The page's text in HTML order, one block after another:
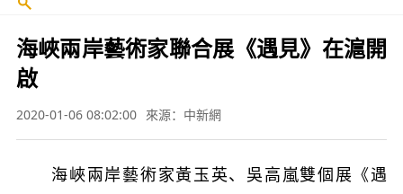
海峽兩岸藝術家聯合展《遇見》在滬開
啟
2020-01-06 08:02:00 來源：中新網
海峽兩岸藝術家黃玉英、吳高嵐雙個展《遇